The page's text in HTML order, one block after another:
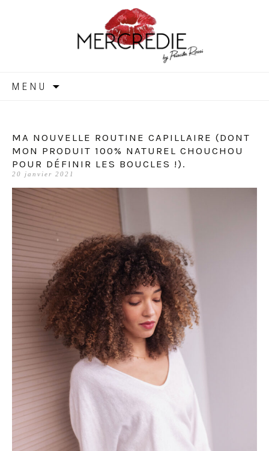
MERCREDIE
MENU
MA NOUVELLE ROUTINE CAPILLAIRE (DONT
MON PRODUIT 100% NATUREL CHOUCHOU
POUR DÉFINIR LES BOUCLES !).
20 janvier 2021